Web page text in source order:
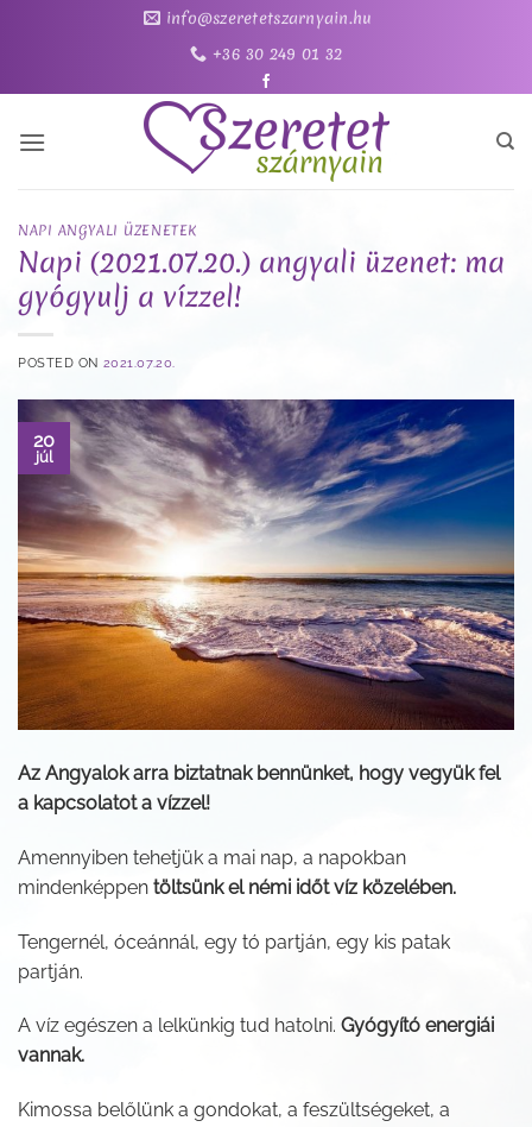
info@szeretetszarnyain.hu
+36 30 249 01 32
NAPI ANGYALI ÜZENETEK
Napi (2021.07.20.) angyali üzenet: ma
gyógyulj a vízzel!
POSTED ON 2021.07.20.
20
júl
Az Angyalok arra biztatnak bennünket, hogy vegyük fel
a kapcsolatot a vízzel!
Amennyiben tehetjük a mai nap, a napokban
mindenképpen töltsünk el némi időt víz közelében.
Tengernél, óceánnál, egy tó partján, egy kis patak
partján.
A víz egészen a lelkünkig tud hatolni. Gyógyító energiái
vannak.
Kimossa belőlünk a gondokat, a feszültségeket, a